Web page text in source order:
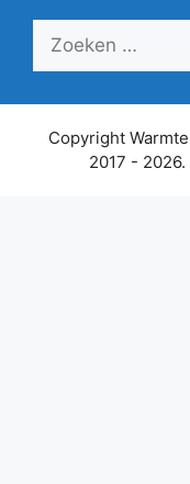
Zoek
Copyright
2017 -